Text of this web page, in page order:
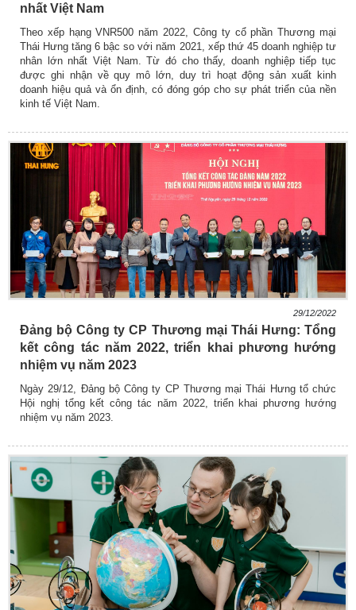
nhất Việt Nam
Theo xếp hạng VNR500 năm 2022, Công ty cổ phần Thương mại
Thái Hưng tăng 6 bậc so với năm 2021, xếp thứ 45 doanh nghiệp tư
nhân lớn nhất Việt Nam. Từ đó cho thấy, doanh nghiệp tiếp tục
được ghi nhận về quy mô lớn, duy trì hoạt động sản xuất kinh
doanh hiệu quả và ổn định, có đóng góp cho sự phát triển của nền
kinh tế Việt Nam.
29/12/2022
Đảng bộ Công ty CP Thương mại Thái Hưng: Tổng
kết công tác năm 2022, triển khai phương hướng
nhiệm vụ năm 2023
Ngày 29/12, Đảng bộ Công ty CP Thương mại Thái Hưng tổ chức
Hội nghị tổng kết công tác năm 2022, triển khai phương hướng
nhiệm vụ năm 2023.